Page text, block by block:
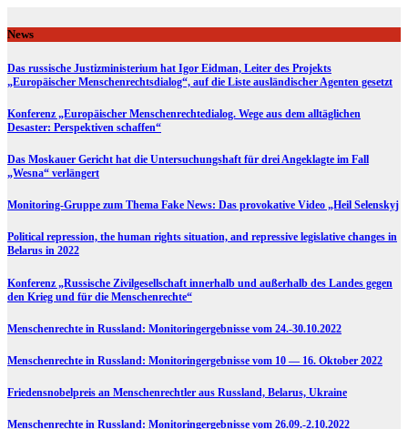
to
content
News
Das russische Justizministerium hat Igor Eidman, Leiter des Projekts
„Europäischer Menschenrechtsdialog“, auf die Liste ausländischer Agenten gesetzt
Konferenz „Europäischer Menschenrechtedialog. Wege aus dem alltäglichen
Desaster: Perspektiven schaffen“
Das Moskauer Gericht hat die Untersuchungshaft für drei Angeklagte im Fall
„Wesna“ verlängert
Monitoring-Gruppe zum Thema Fake News: Das provokative Video „Heil Selenskyj
Political repression, the human rights situation, and repressive legislative changes in
Belarus in 2022
Konferenz „Russische Zivilgesellschaft innerhalb und außerhalb des Landes gegen
den Krieg und für die Menschenrechte“
Menschenrechte in Russland: Monitoringergebnisse vom 24.-30.10.2022
Menschenrechte in Russland: Monitoringergebnisse vom 10 — 16. Oktober 2022
Friedensnobelpreis an Menschenrechtler aus Russland, Belarus, Ukraine
Menschenrechte in Russland: Monitoringergebnisse vom 26.09.-2.10.2022